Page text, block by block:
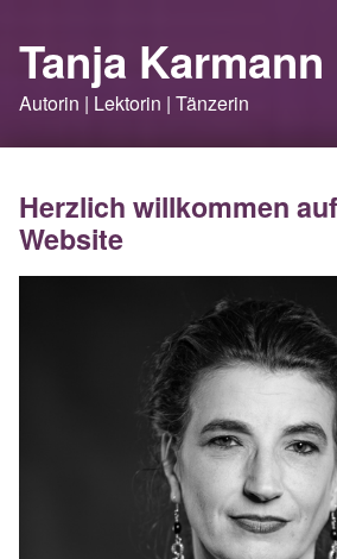
Tanja Karmann
Autorin | Lektorin | Tänzerin
Herzlich willkommen
Website